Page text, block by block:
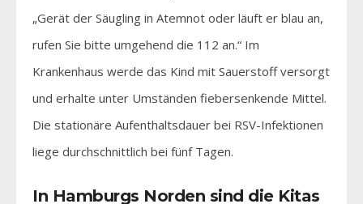
„Gerät der Säugling in Atemnot oder läuft er blau an,
rufen Sie bitte umgehend die 112 an.“ Im
Krankenhaus werde das Kind mit Sauerstoff versorgt
und erhalte unter Umständen fiebersenkende Mittel.
Die stationäre Aufenthaltsdauer bei RSV-Infektionen
liege durchschnittlich bei fünf Tagen.
In Hamburgs Norden sind die Kitas